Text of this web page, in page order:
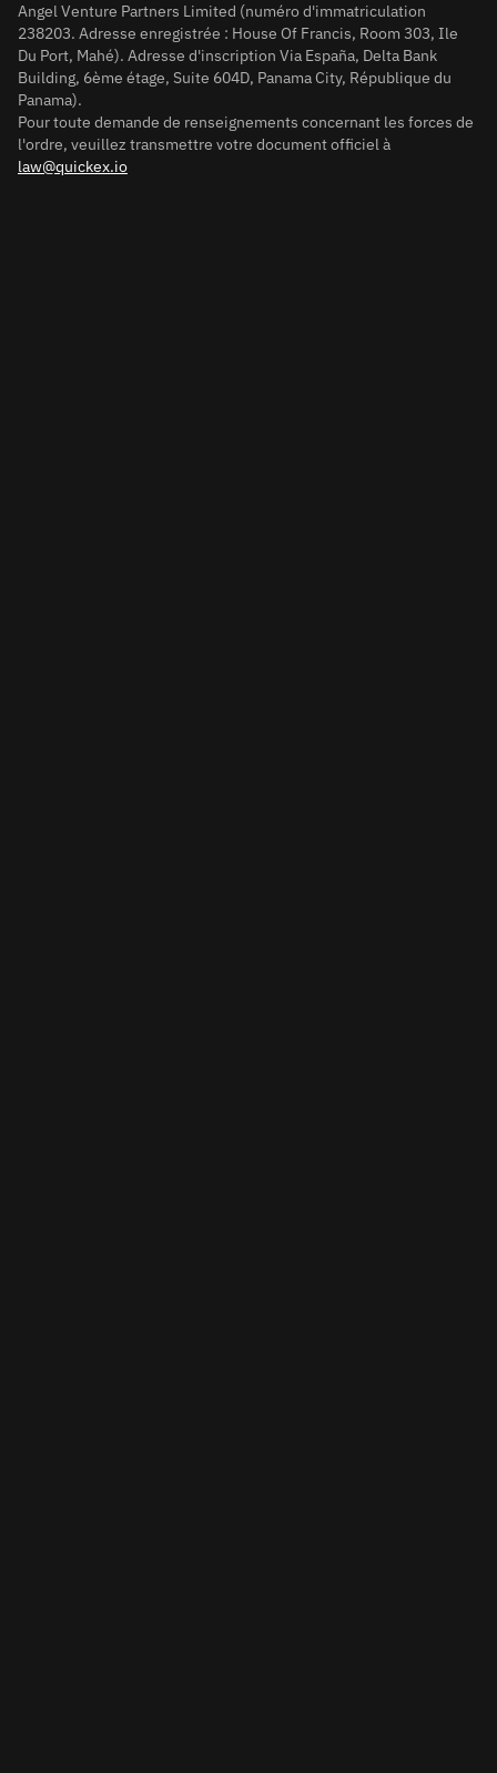
Angel Venture Partners Limited (numéro d'immatriculation
238203. Adresse enregistrée : House Of Francis, Room 303, Ile
Du Port, Mahé). Adresse d'inscription Via España, Delta Bank
Building, 6ème étage, Suite 604D, Panama City, République du
Panama).
Pour toute demande de renseignements concernant les forces de
l'ordre, veuillez transmettre votre document officiel à
law@quickex.io